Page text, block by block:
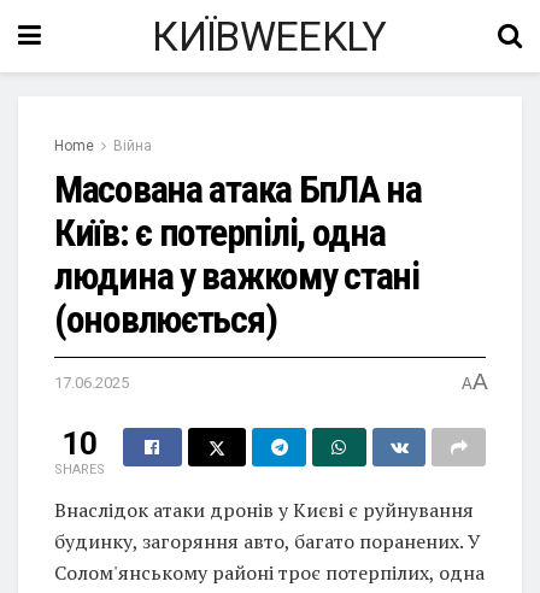
КИЇВWEEKLY
Home Війна
Масована атака БпЛА на
Київ: є потерпілі, одна
людина у важкому стані
(оновлюється)
17.06.2025 AA
10
SHARES
Внаслідок атаки дронів у Києві є руйнування
будинку, загоряння авто, багато поранених. У
Солом'янському районі троє потерпілих, одна